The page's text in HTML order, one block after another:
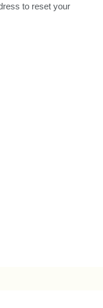
to reset your